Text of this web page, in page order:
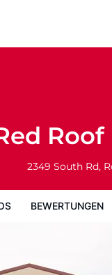
2349 South Rd,
BEWERTUNGEN